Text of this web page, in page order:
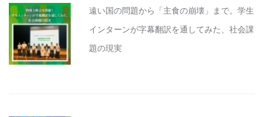
遠い国の問題から「主食の崩壊」まで。学生
インターンが字幕翻訳を通してみた、社会課
題の現実